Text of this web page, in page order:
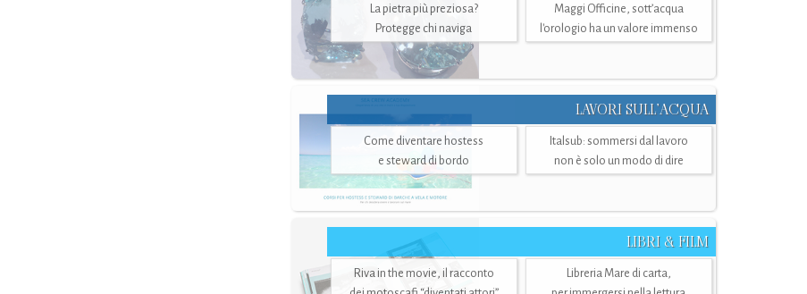
La pietra più preziosa?
Protegge chi naviga
Maggi Officine, sott’acqua
l'orologio ha un valore immenso
LAVORI SULL’ACQUA
Come diventare hostess
e steward di bordo
Italsub: sommersi dal lavoro
non è solo un modo di dire
LIBRI & FILM
Riva in the movie, il racconto
Libreria Mare di carta,